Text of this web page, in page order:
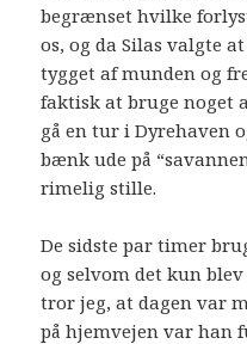
begrænset hvilke
os, og da Silas valgte
tygget af munden og
faktisk at bruge noget
gå en tur i Dyrehaven
bænk ude på
rimelig stille.
De sidste par timer
og selvom det kun
tror jeg, at dagen var
på hjemvejen var han